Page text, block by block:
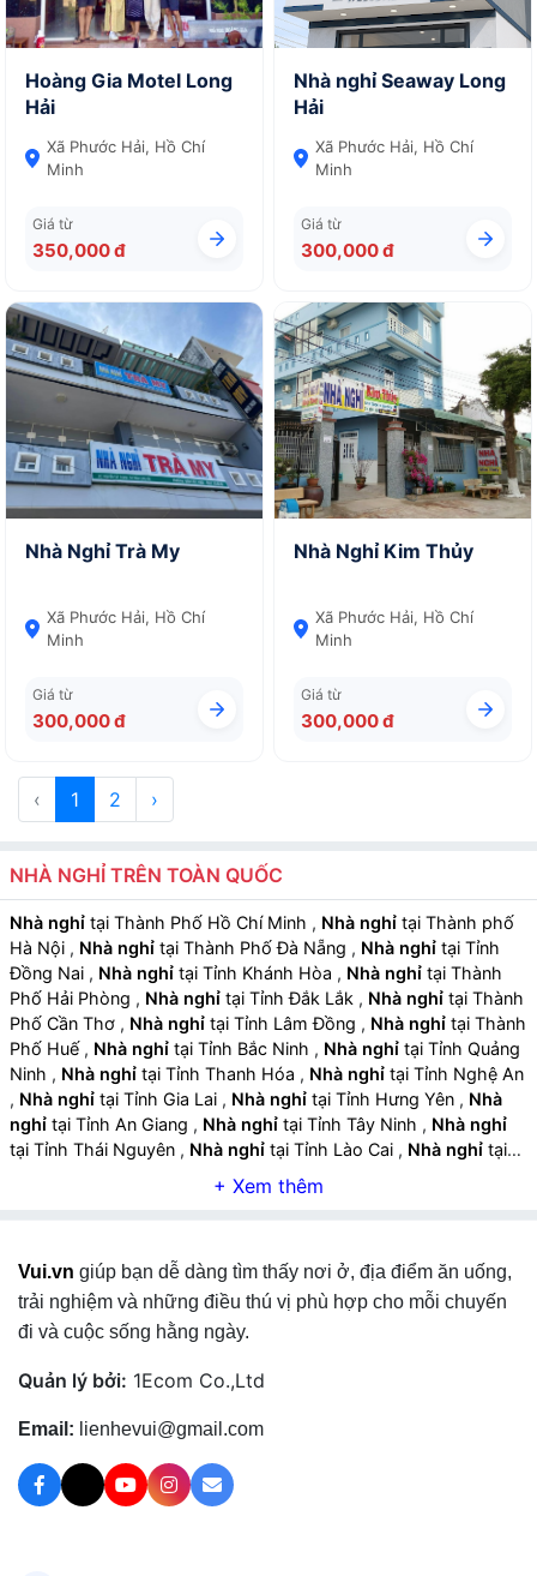
Hoàng Gia Motel Long
Hải
Xã Phước Hải, Hồ Chí
Minh
Giá từ
350,000 đ
Nhà nghỉ Seaway Long
Hải
Xã Phước Hải, Hồ Chí
Minh
Giá từ
300,000 đ
Nhà Nghỉ Trà My
Xã Phước Hải, Hồ Chí
Minh
Giá từ
300,000 đ
Nhà Nghỉ Kim Thủy
Xã Phước Hải, Hồ Chí
Minh
Giá từ
300,000 đ
‹ 1 2 ›
NHÀ NGHỈ TRÊN TOÀN QUỐC
Nhà nghỉ tại Thành Phố Hồ Chí Minh , Nhà nghỉ tại Thành phố
Hà Nội , Nhà nghỉ tại Thành Phố Đà Nẵng , Nhà nghỉ tại Tỉnh
Đồng Nai , Nhà nghỉ tại Tỉnh Khánh Hòa , Nhà nghỉ tại Thành
Phố Hải Phòng , Nhà nghỉ tại Tỉnh Đắk Lắk , Nhà nghỉ tại Thành
Phố Cần Thơ , Nhà nghỉ tại Tỉnh Lâm Đồng , Nhà nghỉ tại Thành
Phố Huế , Nhà nghỉ tại Tỉnh Bắc Ninh , Nhà nghỉ tại Tỉnh Quảng
Ninh , Nhà nghỉ tại Tỉnh Thanh Hóa , Nhà nghỉ tại Tỉnh Nghệ An
, Nhà nghỉ tại Tỉnh Gia Lai , Nhà nghỉ tại Tỉnh Hưng Yên , Nhà
nghỉ tại Tỉnh An Giang , Nhà nghỉ tại Tỉnh Tây Ninh , Nhà nghỉ
tại Tỉnh Thái Nguyên , Nhà nghỉ tại Tỉnh Lào Cai , Nhà nghỉ tại
Nhà nghỉtại Tỉnh Cà Mau
tại Tỉnh Ninh Bình
nghỉtại Tỉnh Tuyên Quang,Nhà nghỉtại Tỉnh Điện Biên,Nhà
nghỉ tại Tỉnh Lai Châu, Nhà nghỉ tại Tỉnh Lạng Sơn,Nhà nghỉ
tại Tỉnh Cao Bằng ,
Vui.vn giúp bạn dễ dàng tìm thấy nơi ở, địa điểm ăn uống,
trải nghiệm và những điều thú vị phù hợp cho mỗi chuyến
đi và cuộc sống hằng ngày.
Quản lý bởi: 1Ecom Co.,Ltd
Email: lienhevui@gmail.com